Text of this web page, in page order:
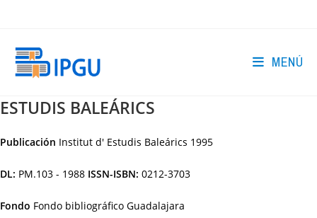
MENÚ
ESTUDIS BALEÁRICS
Publicación Institut d' Estudis Baleárics 1995
DL: PM.103 - 1988 ISSN-ISBN: 0212-3703
Fondo Fondo bibliográfico Guadalajara